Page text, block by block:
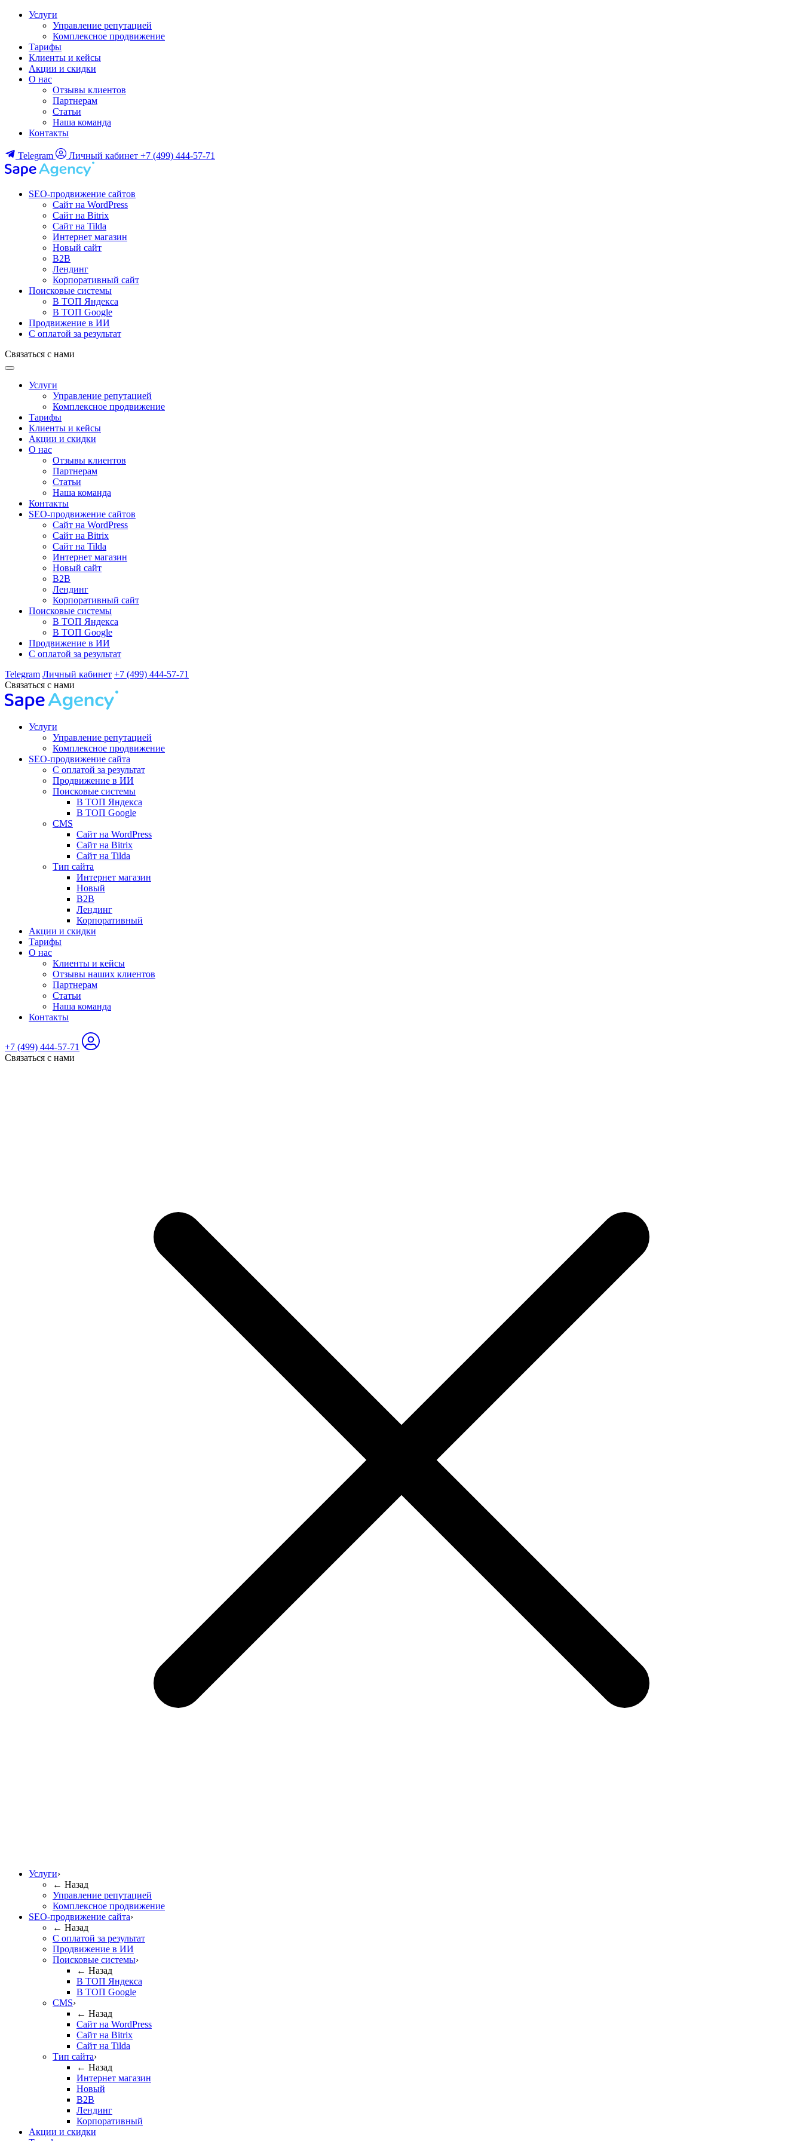
Услуги
Управление репутацией
Комплексное продвижение
Тарифы
Клиенты и кейсы
Акции и скидки
О нас
Отзывы клиентов
Партнерам
Статьи
Наша команда
Контакты
Telegram Личный кабинет +7 (499) 444-57-71
SEO-продвижение сайтов
Сайт на WordPress
Сайт на Bitrix
Сайт на Tilda
Интернет магазин
Новый сайт
B2B
Лендинг
Корпоративный сайт
Поисковые системы
В ТОП Яндекса
В ТОП Google
Продвижение в ИИ
С оплатой за результат
Связаться с нами
Услуги
Управление репутацией
Комплексное продвижение
Тарифы
Клиенты и кейсы
Акции и скидки
О нас
Отзывы клиентов
Партнерам
Статьи
Наша команда
Контакты
SEO-продвижение сайтов
Сайт на WordPress
Сайт на Bitrix
Сайт на Tilda
Интернет магазин
Новый сайт
B2B
Лендинг
Корпоративный сайт
Поисковые системы
В ТОП Яндекса
В ТОП Google
Продвижение в ИИ
С оплатой за результат
Telegram Личный кабинет +7 (499) 444-57-71
Связаться с нами
Услуги
Управление репутацией
Комплексное продвижение
SEO-продвижение сайта
С оплатой за результат
Продвижение в ИИ
Поисковые системы
В ТОП Яндекса
В ТОП Google
CMS
Сайт на WordPress
Сайт на Bitrix
Сайт на Tilda
Тип сайта
Интернет магазин
Новый
B2B
Лендинг
Корпоративный
Акции и скидки
Тарифы
О нас
Клиенты и кейсы
Отзывы наших клиентов
Партнерам
Статьи
Наша команда
Контакты
+7 (499) 444-57-71
Связаться с нами
Услуги›
← Назад
Управление репутацией
Комплексное продвижение
SEO-продвижение сайта›
← Назад
С оплатой за результат
Продвижение в ИИ
Поисковые системы›
← Назад
В ТОП Яндекса
В ТОП Google
CMS›
← Назад
Сайт на WordPress
Сайт на Bitrix
Сайт на Tilda
Тип сайта›
← Назад
Интернет магазин
Новый
B2B
Лендинг
Корпоративный
Акции и скидки